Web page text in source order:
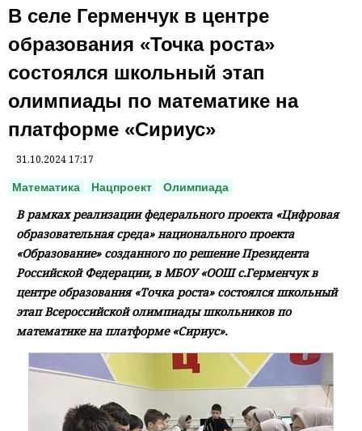
В селе Герменчук в центре
образования «Точка роста»
состоялся школьный этап
олимпиады по математике на
платформе «Сириус»
31.10.2024 17:17
Математика Нацпроект Олимпиада
В рамках реализации федерального проекта «Цифровая
образовательная среда» национального проекта
«Образование» созданного по решение Президента
Российской Федерации, в МБОУ «ООШ с.Герменчук в
центре образования «Точка роста» состоялся школьный
этап Всероссийской олимпиады школьников по
математике на платформе «Сириус».